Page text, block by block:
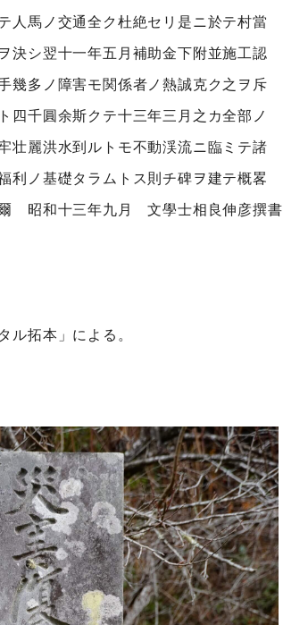
人馬ノ交通全ク杜絶セリ是ニ於テ村當
決シ翌十一年五月補助金下附並施工認
幾多ノ障害モ関係者ノ熱誠克ク之ヲ斥
四千圓余斯クテ十三年三月之カ全部ノ
壮麗洪水到ルトモ不動渓流ニ臨ミテ諸
利ノ基礎タラムトス則チ碑ヲ建テ概畧
爾 昭和十三年九月 文學士相良伸彦撰書
ル拓本」による。